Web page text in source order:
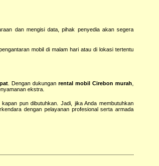
dan mengisi data, pihak penyedia akan segera
mobil di malam hari atau di lokasi tertentu
. Dengan dukungan rental mobil Cirebon murah
ekstra.
kapan pun dibutuhkan. Jadi, jika Anda membutuhkan
dengan pelayanan profesional serta armada